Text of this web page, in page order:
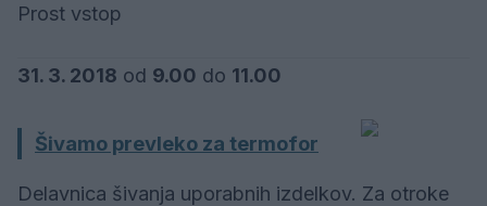
Prost vstop
31. 3. 2018 od 9.00 do 11.00
Šivamo prevleko za termofor
Delavnica šivanja uporabnih izdelkov. Za otroke